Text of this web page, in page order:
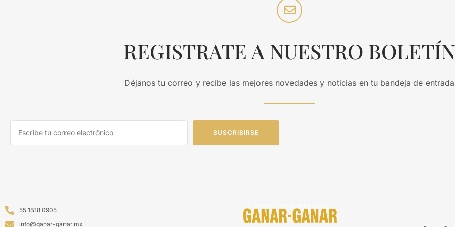
REGISTRATE A NUESTRO BOLETÍN
Déjanos tu correo y recibe las mejores novedades y noticias en tu bandeja de entrada
SUSCRIBIRSE
55 1518 0905
info@ganar-ganar.mx